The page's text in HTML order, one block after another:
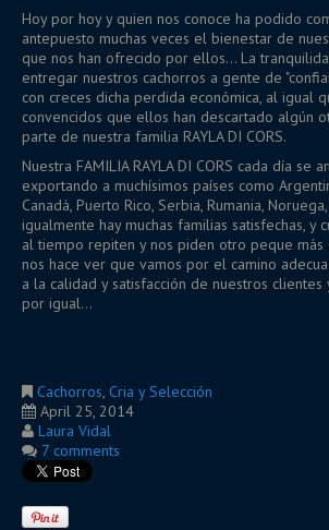
Hoy por hoy y quien nos conoce ha podido
antepuesto muchas veces el bienestar de
que nos han ofrecido por ellos... La
entregar nuestros cachorros a gente de
con creces dicha perdida económica, al igual
convencidos que ellos han descartado algún
parte de nuestra familia RAYLA DI CORS.
Nuestra FAMILIA RAYLA DI CORS cada día se
exportando a muchísimos países como
Canadá, Puerto Rico, Serbia, Rumania,
igualmente hay muchas familias satisfechas, y
al tiempo repiten y nos piden otro peque más
nos hace ver que vamos por el camino
a la calidad y satisfacción de nuestros clientes
por igual...
Cachorros Cria y Selección
April 25, 2014
Laura Vidal
7 comments